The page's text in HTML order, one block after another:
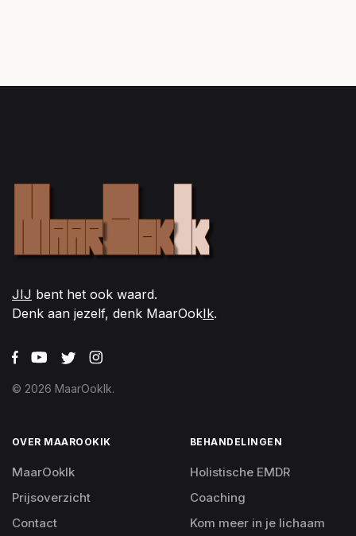
JIJ bent het ook waard.
Denk aan jezelf, denk MaarOokIk.
© 2026 MaarOokIk.
OVER MAAROOKIK
MaarOokIk
Prijsoverzicht
Contact
BEHANDELINGEN
Holistische EMDR
Coaching
Kom meer in je lichaam